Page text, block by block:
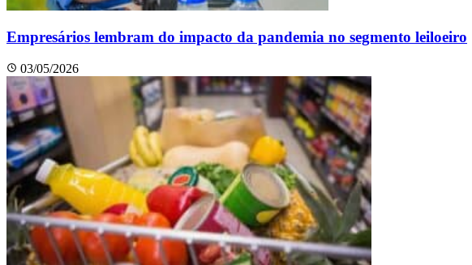
Empresários lembram do impacto da pandemia no segmento leiloeiro
03/05/2026